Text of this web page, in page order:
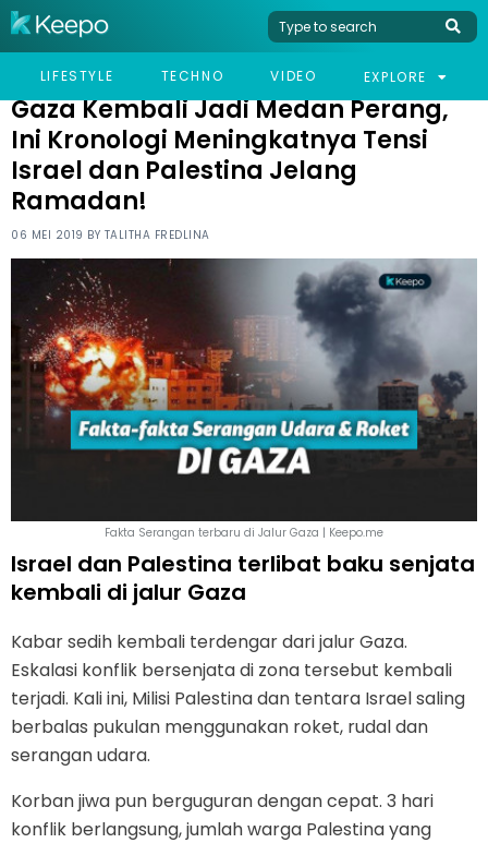
LIFESTYLE TECHNO VIDEO EXPLORE
HOME NEWS
GAZA KEMBALI JADI MEDAN PERANG, INI KRONOLOGI
MENINGKATNYA TENSI ISRAEL DAN PALESTINA JELANG RAMADAN!
Gaza Kembali Jadi Medan Perang,
Ini Kronologi Meningkatnya Tensi
Israel dan Palestina Jelang
Ramadan!
06 MEI 2019 BY TALITHA FREDLINA
Fakta Serangan terbaru di Jalur Gaza | Keepo.me
Israel dan Palestina terlibat baku senjata
kembali di jalur Gaza
Kabar sedih kembali terdengar dari jalur Gaza.
Eskalasi konflik bersenjata di zona tersebut kembali
terjadi. Kali ini, Milisi Palestina dan tentara Israel saling
berbalas pukulan menggunakan roket, rudal dan
serangan udara.
Korban jiwa pun berguguran dengan cepat. 3 hari
konflik berlangsung, jumlah warga Palestina yang